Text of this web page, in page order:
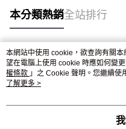
本分類熱銷全站排行
熱門標籤
本網站中使用 cookie，欲查詢有關
望在電腦上使用 cookie 時應如何變
權條款 」之 Cookie 聲明。您繼續使
用條款之 Cookie 聲明使用 cookie。
了解更多 >